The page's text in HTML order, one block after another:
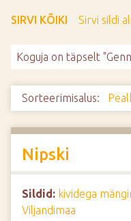
SIRVI KÕIKI Sirvi sildi
Koguja on täpselt
Sorteerimisalus:
Nipski
Sildid: kividega
Viljandimaa